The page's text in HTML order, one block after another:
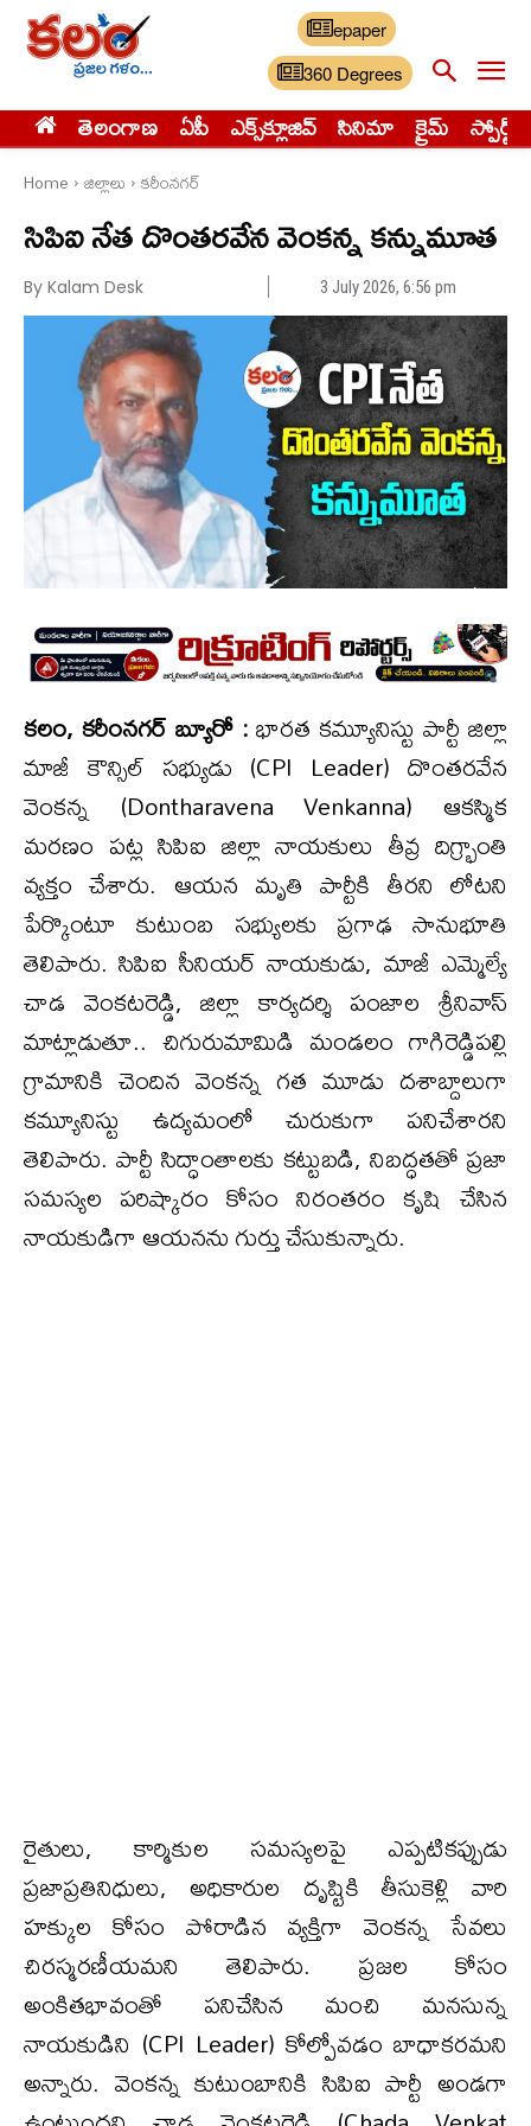
epaper
360 Degrees
తెలంగాణ ఏపీ ఎక్స్‌క్లూజివ్‌ సినిమా క్రైమ్ స్పోర్ట్స్
Home జిల్లాలు కరీంనగర్
సిపిఐ నేత దొంతరవేన వెంకన్న కన్నుమూత
By Kalam Desk 3 July 2026, 6:56 pm
కలం, కరీంనగర్ బ్యూరో :భారత కమ్యూనిస్టు పార్టీ జిల్లా
మాజీ కౌన్సిల్ సభ్యుడు (CPI Leader) దొంతరవేన
వెంకన్న (Dontharavena Venkanna) ఆకస్మిక
మరణం పట్ల సిపిఐ జిల్లా నాయకులు తీవ్ర దిగ్భ్రాంతి
వ్యక్తం చేశారు. ఆయన మృతి పార్టీకి తీరని లోటని
పేర్కొంటూ కుటుంబ సభ్యులకు ప్రగాఢ సానుభూతి
తెలిపారు. సిపిఐ సీనియర్ నాయకుడు, మాజీ ఎమ్మెల్యే
చాడ వెంకటరెడ్డి, జిల్లా కార్యదర్శి పంజాల శ్రీనివాస్
మాట్లాడుతూ.. చిగురుమామిడి మండలం గాగిరెడ్డిపల్లి
గ్రామానికి చెందిన వెంకన్న గత మూడు దశాబ్దాలుగా
కమ్యూనిస్టు ఉద్యమంలో చురుకుగా పనిచేశారని
తెలిపారు. పార్టీ సిద్ధాంతాలకు కట్టుబడి, నిబద్ధతతో ప్రజా
సమస్యల పరిష్కారం కోసం నిరంతరం కృషి చేసిన
నాయకుడిగా ఆయనను గుర్తు చేసుకున్నారు.
రైతులు, కార్మికుల సమస్యలపై ఎప్పటికప్పుడు
ప్రజాప్రతినిధులు, అధికారుల దృష్టికి తీసుకెళ్లి వారి
హక్కుల కోసం పోరాడిన వ్యక్తిగా వెంకన్న సేవలు
చిరస్మరణీయమని తెలిపారు. ప్రజల కోసం
అంకితభావంతో పనిచేసిన మంచి మనసున్న
నాయకుడిని (CPI Leader) కోల్పోవడం బాధాకరమని
అన్నారు. వెంకన్న కుటుంబానికి సిపిఐ పార్టీ అండగా